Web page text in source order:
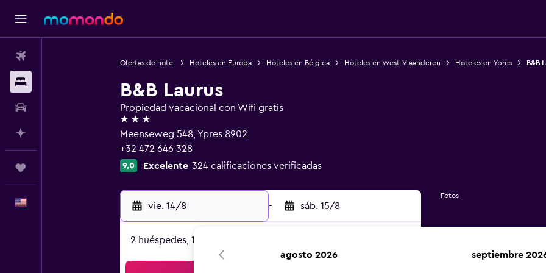
Ofertas de hotel Hoteles en Europa Hoteles en Bélgica Hoteles en West-Vlaanderen Hoteles en Ypres B&B
B&B Laurus
Propiedad vacacional con Wifi gratis
3 estrellas
Meenseweg 548, Ypres 8902
+32 472 646 328
9,0 Excelente 324 calificaciones verificadas
vie. 14/8 - sáb. 15/8
2 huéspedes, 1 habitación
Fotos
agosto 2026 septiembre